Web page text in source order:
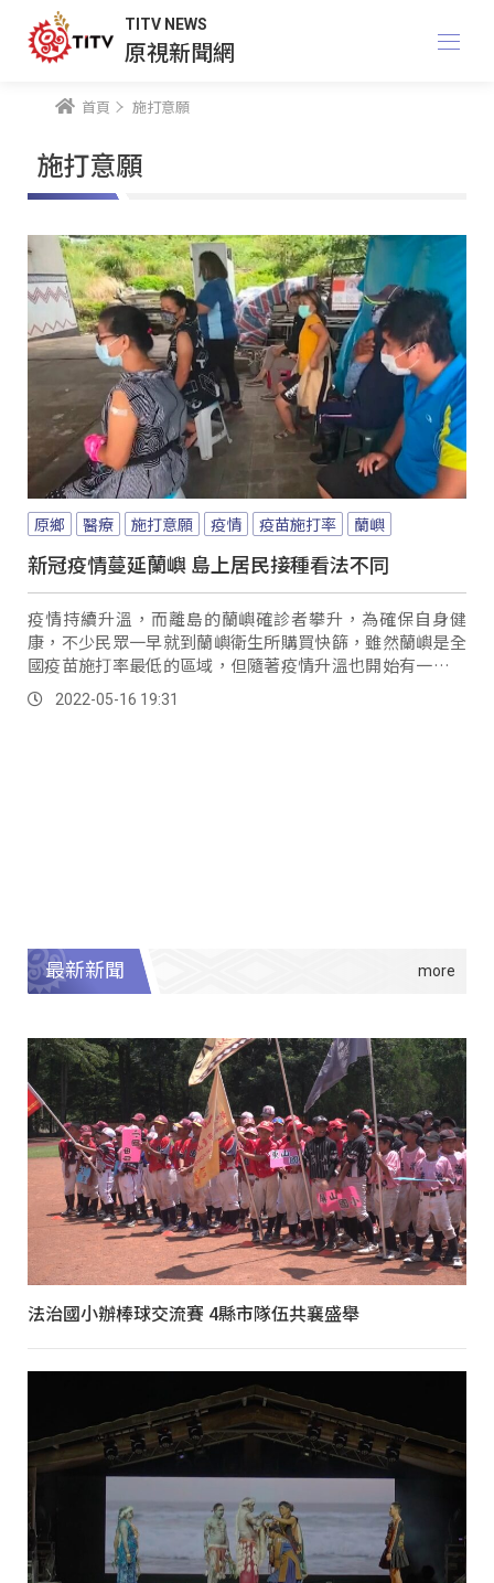
TITV NEWS
原視新聞網
首頁 施打意願
施打意願
原鄉 醫療 施打意願 疫情 疫苗施打率 蘭嶼
新冠疫情蔓延蘭嶼 島上居民接種看法不同
疫情持續升溫，而離島的蘭嶼確診者攀升，為確保自身健
康，不少民眾一早就到蘭嶼衛生所購買快篩，雖然蘭嶼是全
國疫苗施打率最低的區域，但隨著疫情升溫也開始有一些長
者願意出來接種。
2022-05-16 19:31
最新新聞
法治國小辦棒球交流賽 4縣市隊伍共襄盛舉